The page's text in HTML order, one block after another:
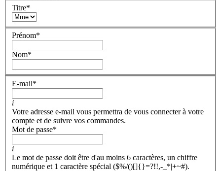
Titre*
Prénom*
Nom*
E-mail*
i
Votre adresse e-mail vous permettra de vous connecter à votre
compte et de suivre vos commandes.
Mot de passe*
i
Le mot de passe doit être d'au moins 6 caractères, un chiffre
numérique et 1 caractère spécial ($%/()[]{}=?!!,-_*|+~#).